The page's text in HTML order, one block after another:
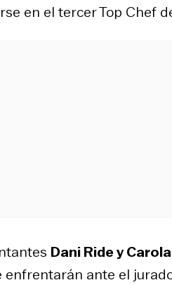
en el tercer Top Chef
Dani Ride y
enfrentarán ante el